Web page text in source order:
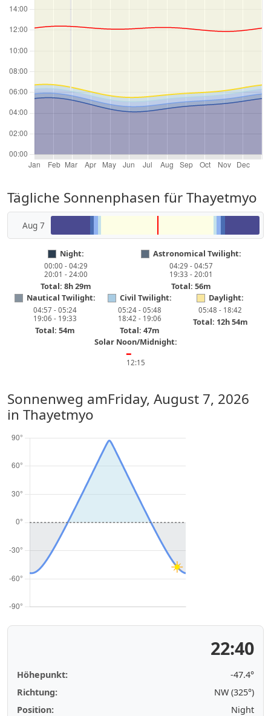
Tägliche Sonnenphasen für Thayetmyo
Aug 7
Night:
00:00 - 04:29
20:01 - 24:00
Total: 8h 29m
Astronomical Twilight:
04:29 - 04:57
19:33 - 20:01
Total: 56m
Nautical Twilight:
04:57 - 05:24
19:06 - 19:33
Total: 54m
Civil Twilight:
05:24 - 05:48
18:42 - 19:06
Total: 47m
Daylight:
05:48 - 18:42
Total: 12h 54m
Solar Noon/Midnight:
━
12:15
Sonnenweg amFriday, August 7, 2026
in Thayetmyo
22:40
Höhepunkt:
-47.4°
Richtung:
NW (325°)
Position:
Night